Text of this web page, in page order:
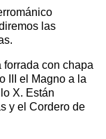
las
forrada con chapa
III el Magno a la
X. Están
y el Cordero de